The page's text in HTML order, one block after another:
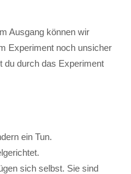
Ausgang können wir
Experiment noch unsicher
du durch das Experiment
ein Tun.
sich selbst. Sie sind